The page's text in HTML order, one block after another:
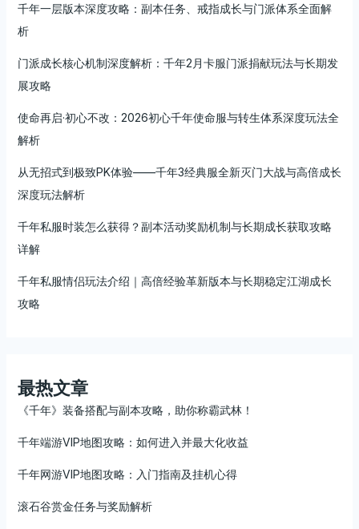
千年一层版本深度攻略：副本任务、戒指成长与门派体系全面解
析
门派成长核心机制深度解析：千年2月卡服门派捐献玩法与长期发
展攻略
使命再启·初心不改：2026初心千年使命服与转生体系深度玩法全
解析
从无招式到极致PK体验——千年3经典服全新灭门大战与高倍成长
深度玩法解析
千年私服时装怎么获得？副本活动奖励机制与长期成长获取攻略
详解
千年私服情侣玩法介绍｜高倍经验革新版本与长期稳定江湖成长
攻略
最热文章
《千年》装备搭配与副本攻略，助你称霸武林！
千年端游VIP地图攻略：如何进入并最大化收益
千年网游VIP地图攻略：入门指南及挂机心得
滚石谷赏金任务与奖励解析